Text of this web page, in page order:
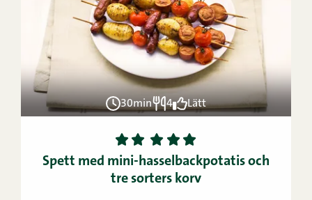
30min 4 Lätt
1 2 3 4
5
Spett med mini-hasselbackpotatis och
tre sorters korv